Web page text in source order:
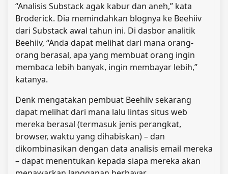
“Analisis Substack agak kabur dan aneh,” kata
Broderick. Dia memindahkan blognya ke Beehiiv
dari Substack awal tahun ini. Di dasbor analitik
Beehiiv, “Anda dapat melihat dari mana orang-
orang berasal, apa yang membuat orang ingin
membaca lebih banyak, ingin membayar lebih,”
katanya.
Denk mengatakan pembuat Beehiiv sekarang
dapat melihat dari mana lalu lintas situs web
mereka berasal (termasuk jenis perangkat,
browser, waktu yang dihabiskan) – dan
dikombinasikan dengan data analisis email mereka
– dapat menentukan kepada siapa mereka akan